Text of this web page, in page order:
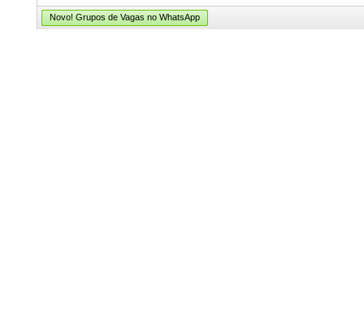
Novo! Grupos de Vagas no WhatsApp